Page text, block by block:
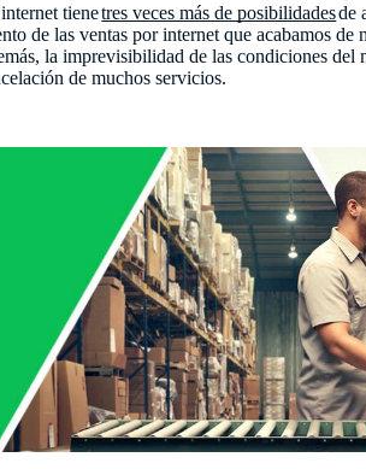
tienetres veces más de posibilidadesde
de las ventas por internet que acabamos de
la imprevisibilidad de las condiciones del
de muchos servicios.